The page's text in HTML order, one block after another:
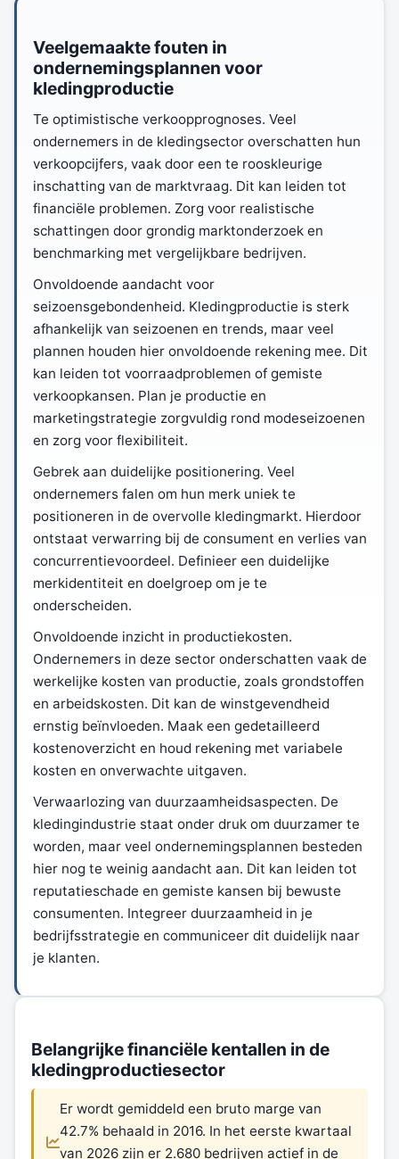
Veelgemaakte fouten in
ondernemingsplannen voor
kledingproductie
Te optimistische verkoopprognoses. Veel
ondernemers in de kledingsector overschatten hun
verkoopcijfers, vaak door een te rooskleurige
inschatting van de marktvraag. Dit kan leiden tot
financiële problemen. Zorg voor realistische
schattingen door grondig marktonderzoek en
benchmarking met vergelijkbare bedrijven.
Onvoldoende aandacht voor
seizoensgebondenheid. Kledingproductie is sterk
afhankelijk van seizoenen en trends, maar veel
plannen houden hier onvoldoende rekening mee. Dit
kan leiden tot voorraadproblemen of gemiste
verkoopkansen. Plan je productie en
marketingstrategie zorgvuldig rond modeseizoenen
en zorg voor flexibiliteit.
Gebrek aan duidelijke positionering. Veel
ondernemers falen om hun merk uniek te
positioneren in de overvolle kledingmarkt. Hierdoor
ontstaat verwarring bij de consument en verlies van
concurrentievoordeel. Definieer een duidelijke
merkidentiteit en doelgroep om je te
onderscheiden.
Onvoldoende inzicht in productiekosten.
Ondernemers in deze sector onderschatten vaak de
werkelijke kosten van productie, zoals grondstoffen
en arbeidskosten. Dit kan de winstgevendheid
ernstig beïnvloeden. Maak een gedetailleerd
kostenoverzicht en houd rekening met variabele
kosten en onverwachte uitgaven.
Verwaarlozing van duurzaamheidsaspecten. De
kledingindustrie staat onder druk om duurzamer te
worden, maar veel ondernemingsplannen besteden
hier nog te weinig aandacht aan. Dit kan leiden tot
reputatieschade en gemiste kansen bij bewuste
consumenten. Integreer duurzaamheid in je
bedrijfsstrategie en communiceer dit duidelijk naar
je klanten.
Belangrijke financiële kentallen in de
kledingproductiesector
Er wordt gemiddeld een bruto marge van
42.7% behaald in 2016. In het eerste kwartaal
van 2026 zijn er 2.680 bedrijven actief in de